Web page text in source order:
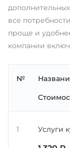
все
проще и
компании
№
1 Услуги